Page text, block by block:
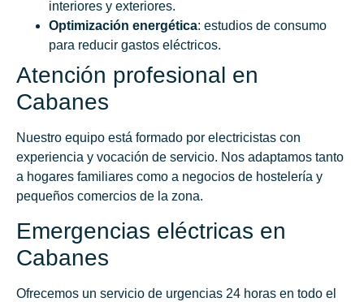
interiores y exteriores.
Optimización energética: estudios de consumo
para reducir gastos eléctricos.
Atención profesional en
Cabanes
Nuestro equipo está formado por electricistas con
experiencia y vocación de servicio. Nos adaptamos tanto
a hogares familiares como a negocios de hostelería y
pequeños comercios de la zona.
Emergencias eléctricas en
Cabanes
Ofrecemos un servicio de urgencias 24 horas en todo el